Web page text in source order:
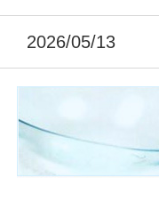
2026/05/13